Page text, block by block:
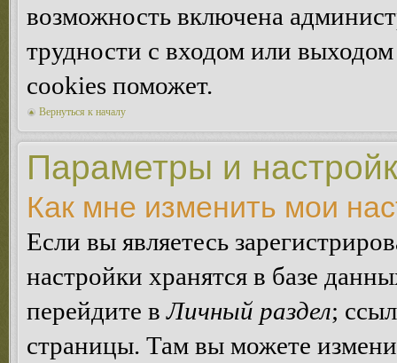
возможность включена
трудности с входом или
cookies поможет.
Вернуться к началу
Параметры и
Как мне изменить мои
Если вы являетесь
настройки хранятся в базе
перейдите вЛичный раздел;
страницы. Там вы можете